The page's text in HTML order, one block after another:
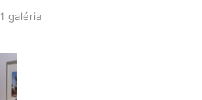
1 galéria